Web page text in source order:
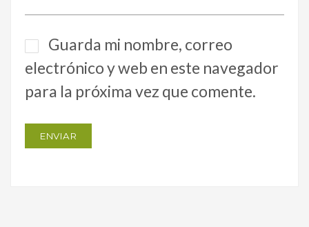
Guarda mi nombre, correo
electrónico y web en este navegador
para la próxima vez que comente.